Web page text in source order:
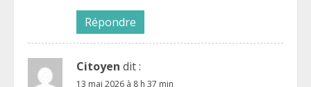
Répondre
Citoyen dit :
13 mai 2026 à 8 h 37 min